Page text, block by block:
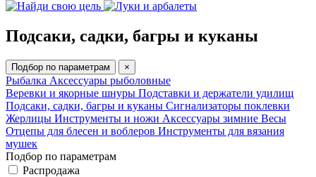
Подсаки, садки, багры и куканы
Подбор по параметрам ×
Рыбалка Аксессуары рыболовные
Веревки и якорные шнуры Подставки и держатели удилищ
Подсаки, садки, багры и куканы Сигнализаторы поклевки
Жерлицы Инструменты и ножи Аксессуары зимние Весы
Отцепы для блесен и воблеров Инструменты для вязания
мушек
Подбор по параметрам
Распродажа